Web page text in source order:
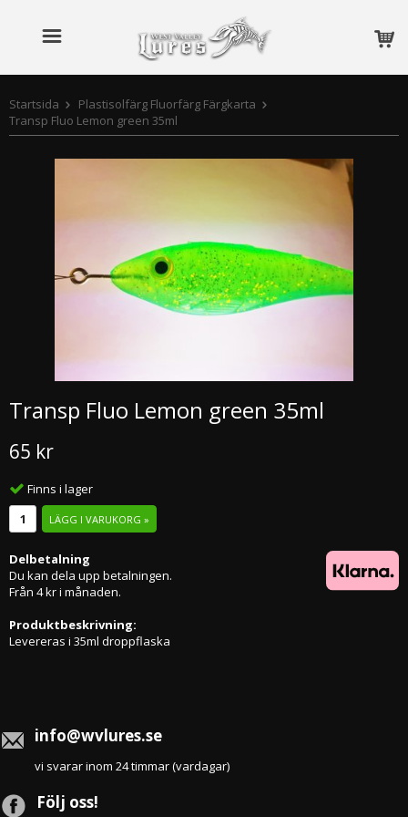
Startsida
Plastisolfärg Fluorfärg Färgkarta
Transp Fluo Lemon green 35ml
Transp Fluo Lemon green 35ml
65 kr
Finns i lager
LÄGG I VARUKORG »
Delbetalning
Du kan dela upp betalningen.
Från 4 kr i månaden.
Produktbeskrivning:
Levereras i 35ml droppflaska
info@wvlures.se
vi svarar inom 24 timmar (vardagar)
Följ oss!